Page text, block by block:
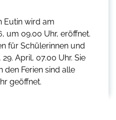
Eutin wird am
um 09.00 Uhr, eröffnet.
für Schülerinnen und
April, 07.00 Uhr. Sie
den Ferien sind alle
geöffnet.